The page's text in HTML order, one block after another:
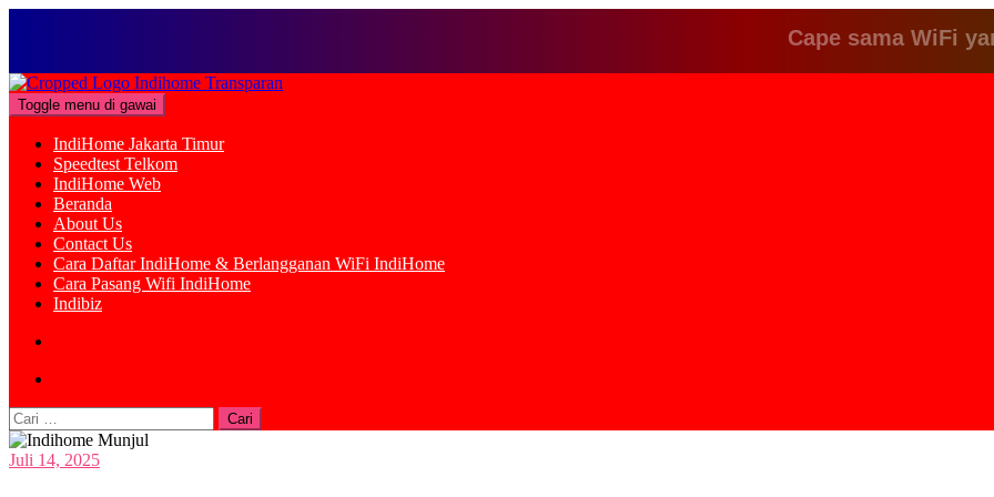
Cape sama WiFi yang
Loncat
ke
konten
Toggle menu di gawai
IndiHome Jakarta Timur
Speedtest Telkom
IndiHome Web
Beranda
About Us
Contact Us
Cara Daftar IndiHome & Berlangganan WiFi IndiHome
Cara Pasang Wifi IndiHome
Indibiz
Cari
untuk:
Juli 14, 2025